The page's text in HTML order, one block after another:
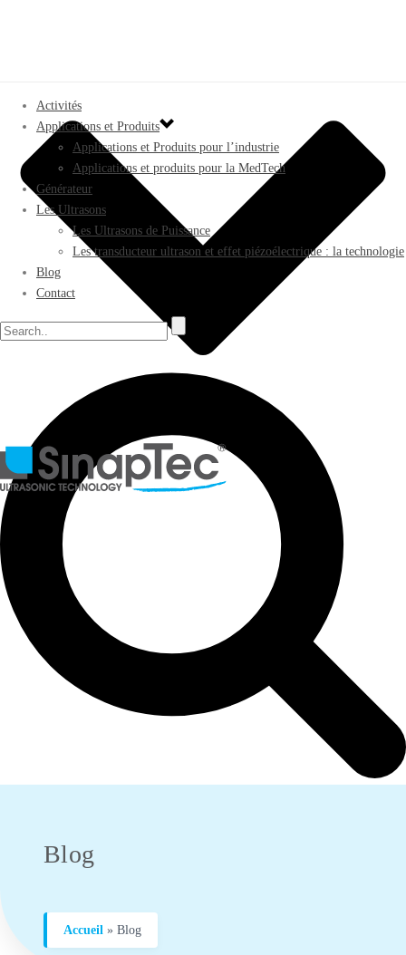
Activités
Applications et Produits
Applications et Produits pour l’industrie
Applications et produits pour la MedTech
Générateur
Les Ultrasons
Les Ultrasons de Puissance
Les transducteur ultrason et effet piézoélectrique : la technologie
Blog
Contact
Blog
Accueil » Blog